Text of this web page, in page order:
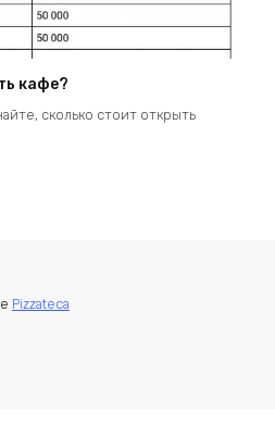
кафе?
сколько стоит открыть
Pizzateca